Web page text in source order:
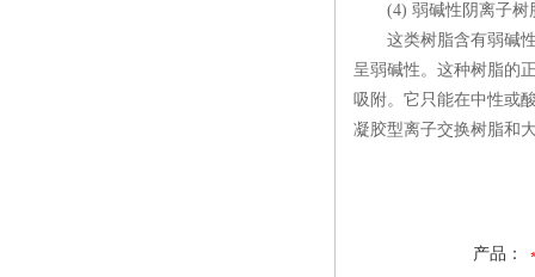
(4) 弱碱性阴离子树
这类树脂含有弱碱性
呈弱碱性。这种树脂的
吸附。它只能在中性或
凝胶型离子交换树脂和
产品：